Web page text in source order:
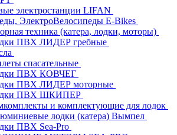
электростанции LIFAN
ЭлектроВелосипеды E-Bikes
техника (катера, лодки, моторы)
ПВХ ЛИДЕР гребные
спасательные
ПВХ КОВЧЕГ
ПВХ ЛИДЕР моторные
ПВХ ШКИПЕР
и комплектующие для лодок
лодки (катера) Вымпел
ПВХ Sea-Pro